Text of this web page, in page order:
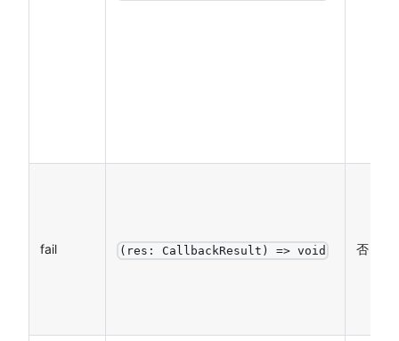
fail (res: CallbackResult) => void 否